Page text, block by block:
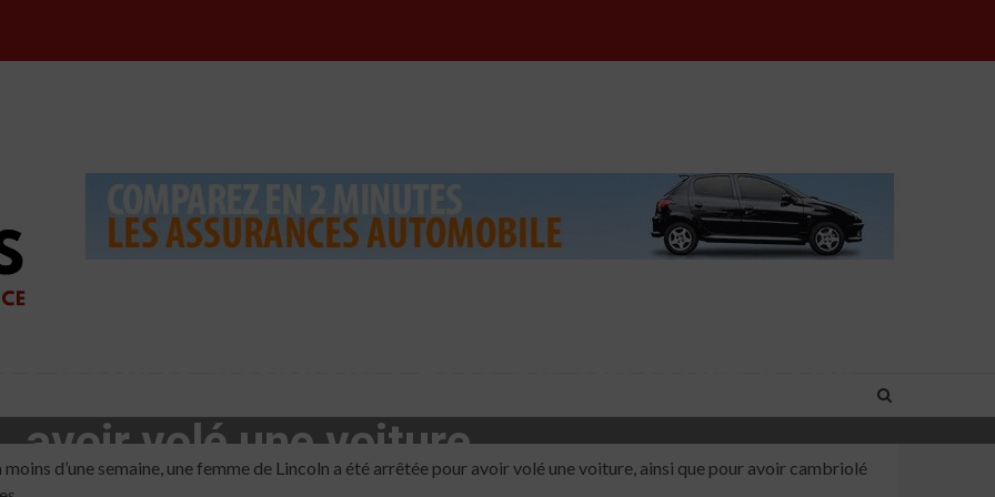
avoir volé une voiture
d’une semaine, une femme de Lincoln a été arrêtée pour avoir volé une voiture, ainsi que pour avoir cambriolé